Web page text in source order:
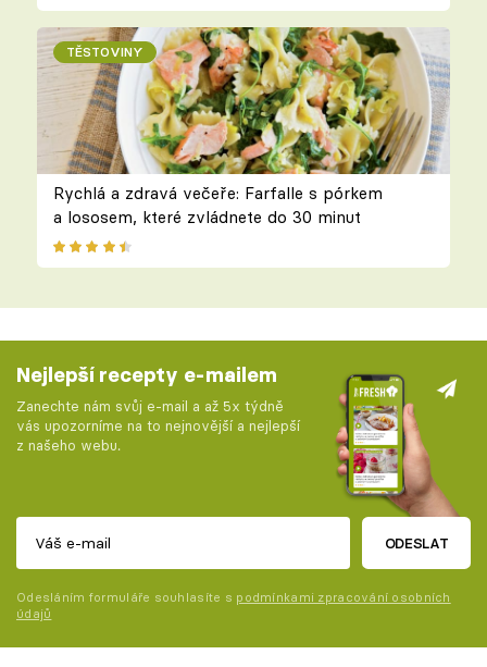
TĚSTOVINY
Rychlá a zdravá večeře: Farfalle s pórkem
a lososem, které zvládnete do 30 minut
Nejlepší recepty e-mailem
Zanechte nám svůj e-mail a až 5x týdně
vás upozorníme na to nejnovější a nejlepší
z našeho webu.
ODESLAT
Odesláním formuláře souhlasíte s podmínkami zpracování osobních
údajů